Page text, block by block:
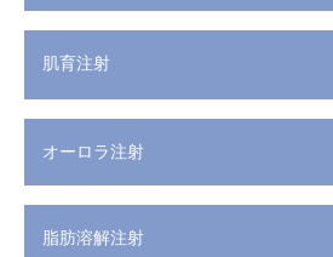
肌育注射
オーロラ注射
脂肪溶解注射